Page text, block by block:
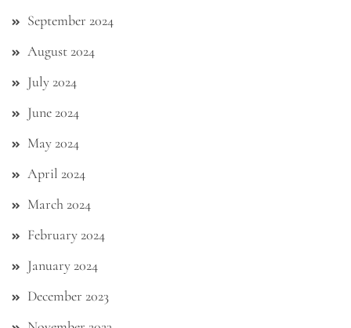
September 2024
August 2024
July 2024
June 2024
May 2024
April 2024
March 2024
February 2024
January 2024
December 2023